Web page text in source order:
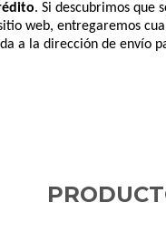
. Si descubrimos que
web, entregaremos
a la dirección de envío